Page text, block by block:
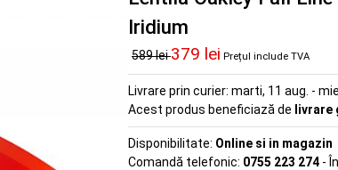
Iridium
589 lei379 lei Prețul include TVA
Livrare prin curier: marti, 11 aug. -
Acest produs beneficiază de
Disponibilitate: Online si in magazin
Comandă telefonic: 0755 223 274 -